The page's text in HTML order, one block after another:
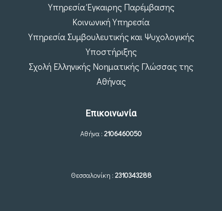
Υπηρεσία Έγκαιρης Παρέμβασης
Κοινωνική Υπηρεσία
Υπηρεσία Συμβουλευτικής και Ψυχολογικής
Υποστήριξης
Σχολή Ελληνικής Νοηματικής Γλώσσας της
Αθήνας
Επικοινωνία
Αθήνα : 2106460050
Θεσσαλονίκη : 2310343288